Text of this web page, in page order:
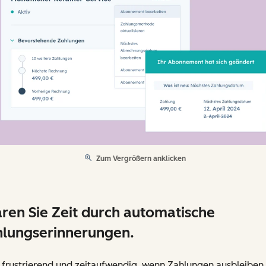
Zum Vergrößern anklicken
Sie Zeit durch automatische